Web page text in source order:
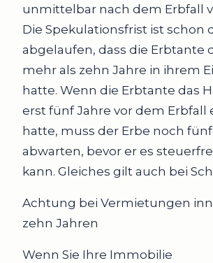
unmittelbar nach dem Erbfall
Die Spekulationsfrist ist schon
abgelaufen, dass die Erbtante
mehr als zehn Jahre in ihrem
hatte. Wenn die Erbtante das
erst fünf Jahre vor dem Erbfall
hatte, muss der Erbe noch
abwarten, bevor er es
kann. Gleiches gilt auch bei
Achtung bei Vermietungen
zehn Jahren
Wenn Sie Ihre Immobilie